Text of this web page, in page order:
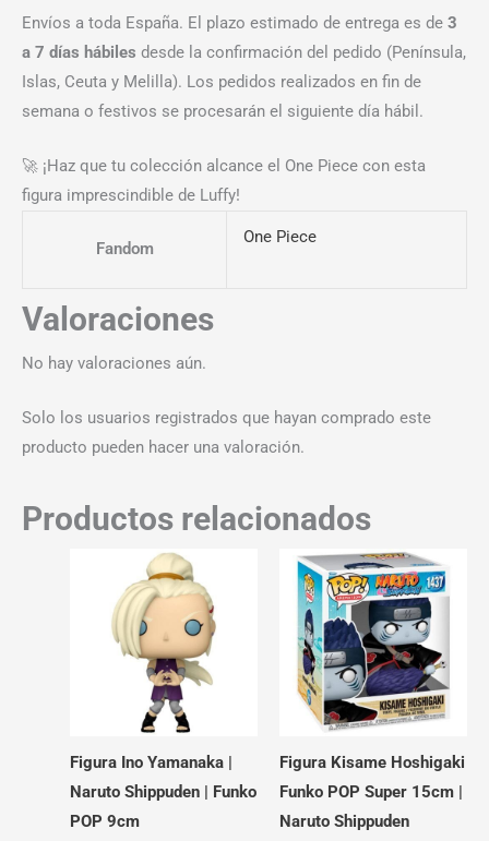
Envíos a toda España. El plazo estimado de entrega es de 3
a 7 días hábiles desde la confirmación del pedido (Península,
Islas, Ceuta y Melilla). Los pedidos realizados en fin de
semana o festivos se procesarán el siguiente día hábil.
🚀 ¡Haz que tu colección alcance el One Piece con esta
figura imprescindible de Luffy!
Fandom
One Piece
Valoraciones
No hay valoraciones aún.
Solo los usuarios registrados que hayan comprado este
producto pueden hacer una valoración.
Productos relacionados
Figura Ino Yamanaka |
Naruto Shippuden | Funko
POP 9cm
Figura Kisame Hoshigaki
Funko POP Super 15cm |
Naruto Shippuden